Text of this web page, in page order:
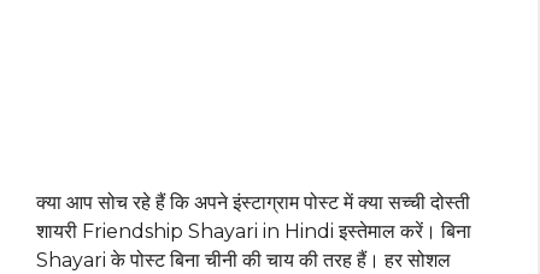
क्या आप सोच रहे हैं कि अपने इंस्टाग्राम पोस्ट में क्या सच्ची दोस्ती
शायरी Friendship Shayari in Hindi इस्तेमाल करें। बिना
Shayari के पोस्ट बिना चीनी की चाय की तरह हैं। हर सोशल